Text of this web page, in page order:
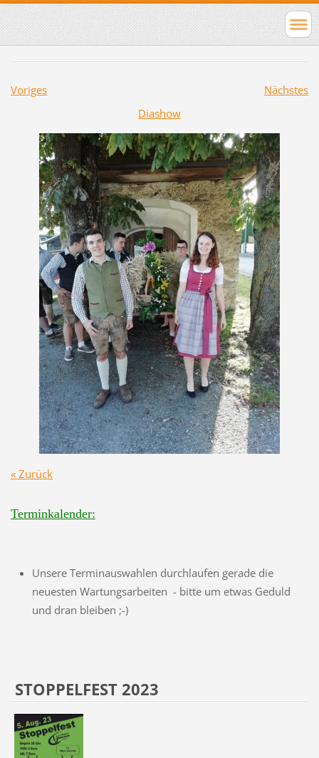
Voriges
Nächstes
Diashow
« Zurück
Terminkalender:
Unsere Terminauswahlen durchlaufen gerade die
neuesten Wartungsarbeiten - bitte um etwas Geduld
und dran bleiben ;-)
STOPPELFEST 2023